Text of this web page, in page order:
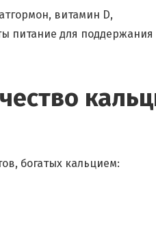
витамин D,
питание для поддержания
богатых кальцием: